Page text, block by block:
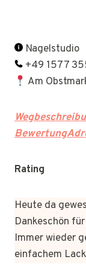
Nagelstudio
+49 1577
Am
Rating
Heute da
Dankeschön
Immer wieder
einfachem Lack